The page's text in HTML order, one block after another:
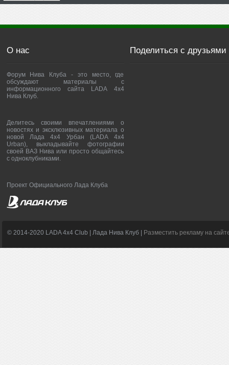
О нас
Форум Нива Клуба - это место, где
обсуждают материалы с
информационного сайта LADA 4x4
Нива Клуб.
Делитесь своими впечатлениями о
новостях и эксклюзивных материала о
новой Лада 4х4 Урбан (LADA 4x4
Urban), выкладывайте фотографии
своей ВАЗ Нива или просто общайтесь
с одноклубниками.
Проект Официального Лада Клуба
Поделиться с друзьями
© 2014-2020 LADA 4x4 Club | Лада Нива Клуб | Разместить рекламу на